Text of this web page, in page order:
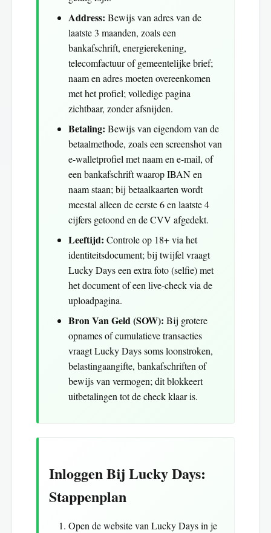
Address: Bewijs van adres van de
laatste 3 maanden, zoals een
bankafschrift, energierekening,
telecomfactuur of gemeentelijke brief;
naam en adres moeten overeenkomen
met het profiel; volledige pagina
zichtbaar, zonder afsnijden.
Betaling: Bewijs van eigendom van de
betaalmethode, zoals een screenshot van
e-walletprofiel met naam en e-mail, of
een bankafschrift waarop IBAN en
naam staan; bij betaalkaarten wordt
meestal alleen de eerste 6 en laatste 4
cijfers getoond en de CVV afgedekt.
Leeftijd: Controle op 18+ via het
identiteitsdocument; bij twijfel vraagt
Lucky Days een extra foto (selfie) met
het document of een live-check via de
uploadpagina.
Bron Van Geld (SOW): Bij grotere
opnames of cumulatieve transacties
vraagt Lucky Days soms loonstroken,
belastingaangifte, bankafschriften of
bewijs van vermogen; dit blokkeert
uitbetalingen tot de check klaar is.
Inloggen Bij Lucky Days:
Stappenplan
Open de website van Lucky Days in je